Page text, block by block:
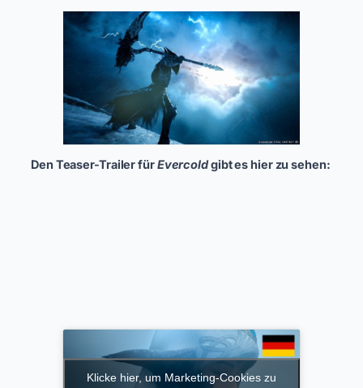
Den Teaser-Trailer fürEvercoldgibt es hier zu sehen:
Klicke hier, um Marketing-Cookies zu